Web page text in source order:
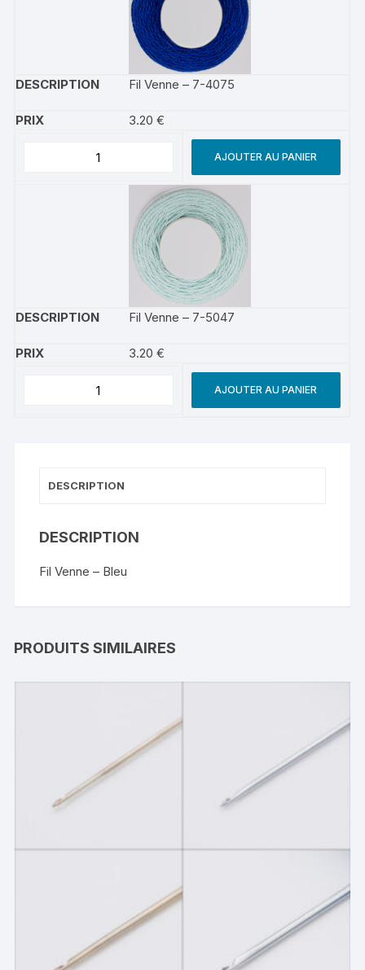
Fil Venne – 7-4075
3.20€
AJOUTER AU PANIER
Fil Venne – 7-5047
3.20€
AJOUTER AU PANIER
DESCRIPTION
DESCRIPTION
Fil Venne – Bleu
PRODUITS SIMILAIRES